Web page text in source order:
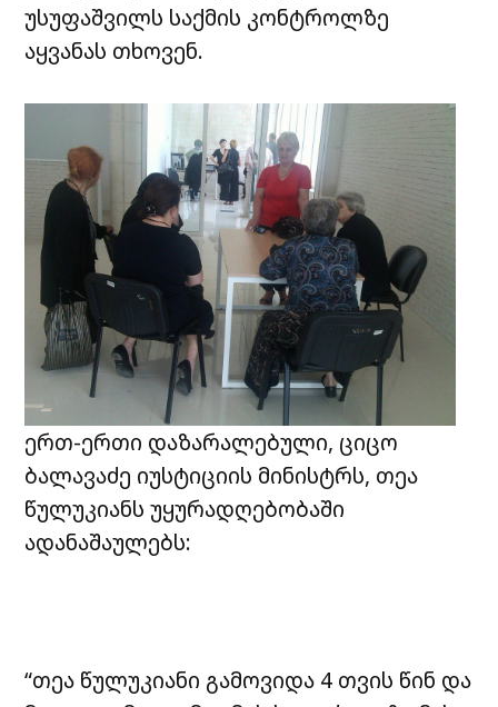
უსუფაშვილს საქმის კონტროლზე
აყვანას თხოვენ.
ერთ-ერთი დაზარალებული, ციცო
ბალავაძე იუსტიციის მინისტრს, თეა
წულუკიანს უყურადღებობაში
ადანაშაულებს:
“თეა წულუკიანი გამოვიდა 4 თვის წინ და